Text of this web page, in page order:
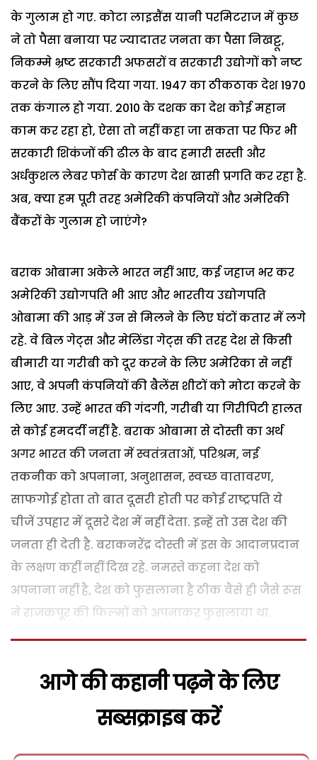
के गुलाम हो गए. कोटा लाइसैंस यानी परमिटराज में कुछ
ने तो पैसा बनाया पर ज्यादातर जनता का पैसा निखट्टू,
निकम्मे भ्रष्ट सरकारी अफसरों व सरकारी उद्योगों को नष्ट
करने के लिए सौंप दिया गया. 1947 का ठीकठाक देश 1970
तक कंगाल हो गया. 2010 के दशक का देश कोई महान
काम कर रहा हो, ऐसा तो नहीं कहा जा सकता पर फिर भी
सरकारी शिकंजों की ढील के बाद हमारी सस्ती और
अर्धकुशल लेबर फोर्स के कारण देश खासी प्रगति कर रहा है.
अब, क्या हम पूरी तरह अमेरिकी कंपनियों और अमेरिकी
बैंकरों के गुलाम हो जाएंगे?
बराक ओबामा अकेले भारत नहीं आए, कई जहाज भर कर
अमेरिकी उद्योगपति भी आए और भारतीय उद्योगपति
ओबामा की आड़ में उन से मिलने के लिए घंटों कतार में लगे
रहे. वे बिल गेट्स और मेलिंडा गेट्स की तरह देश से किसी
बीमारी या गरीबी को दूर करने के लिए अमेरिका से नहीं
आए, वे अपनी कंपनियों की बैलेंस शीटों को मोटा करने के
लिए आए. उन्हें भारत की गंदगी, गरीबी या गिरीपिटी हालत
से कोई हमदर्दी नहीं है. बराक ओबामा से दोस्ती का अर्थ
अगर भारत की जनता में स्वतंत्रताओं, परिश्रम, नई
तकनीक को अपनाना, अनुशासन, स्वच्छ वातावरण,
साफगोई होता तो बात दूसरी होती पर कोई राष्ट्रपति ये
चीजें उपहार में दूसरे देश में नहीं देता. इन्हें तो उस देश की
जनता ही देती है. बराकनरेंद्र दोस्ती में इस के आदानप्रदान
के लक्षण कहीं नहीं दिख रहे. नमस्ते कहना देश को
अपनाना नहीं है, देश को फुसलाना है ठीक वैसे ही जैसे रूस
ने राजकपूर की फिल्मों को अपनाकर फुसलाया था.
आगे की कहानी पढ़ने के लिए
सब्सक्राइब करें